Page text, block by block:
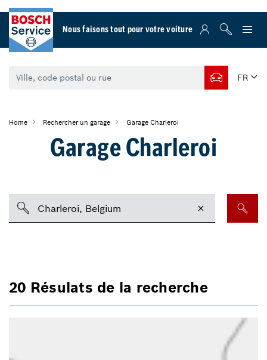
Nous faisons tout pour votre voiture
FR
Home Rechercher un garage Garage Charleroi
Garage Charleroi